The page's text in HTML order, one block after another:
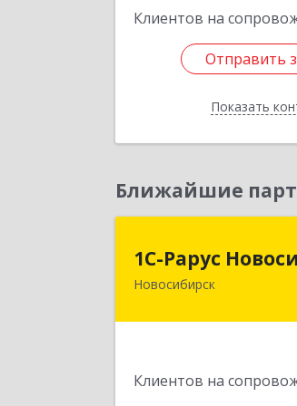
Клиентов на
Отправить
Показать
Отправить
Назад
Ближайшие
1С-Рарус
Новосибирск
Клиентов на
1С-Рарус
630015,